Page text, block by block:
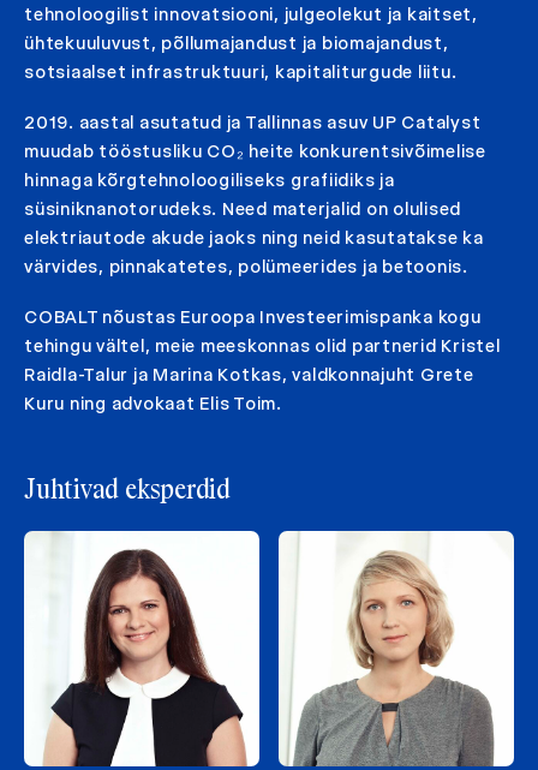
tehnoloogilist innovatsiooni, julgeolekut ja kaitset,
ühtekuuluvust, põllumajandust ja biomajandust,
sotsiaalset infrastruktuuri, kapitaliturgude liitu.
2019. aastal asutatud ja Tallinnas asuv UP Catalyst
muudab tööstusliku CO₂ heite konkurentsivõimelise
hinnaga kõrgtehnoloogiliseks grafiidiks ja
süsiniknanotorudeks. Need materjalid on olulised
elektriautode akude jaoks ning neid kasutatakse ka
värvides, pinnakatetes, polümeerides ja betoonis.
COBALT nõustas Euroopa Investeerimispanka kogu
tehingu vältel, meie meeskonnas olid partnerid Kristel
Raidla-Talur ja Marina Kotkas, valdkonnajuht Grete
Kuru ning advokaat Elis Toim.
Juhtivad eksperdid